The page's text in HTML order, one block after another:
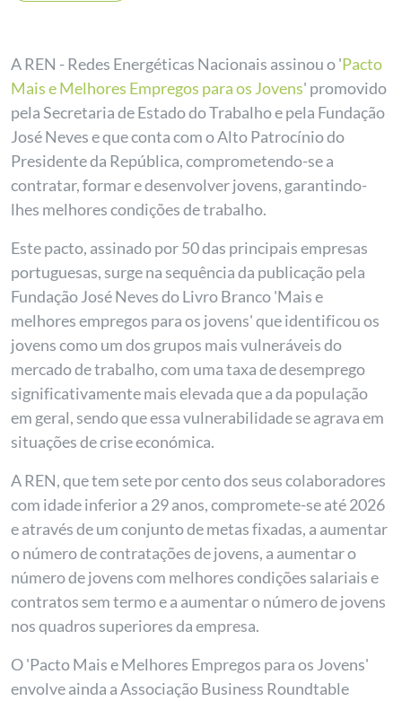
A REN - Redes Energéticas Nacionais assinou o 'Pacto
Mais e Melhores Empregos para os Jovens' promovido
pela Secretaria de Estado do Trabalho e pela Fundação
José Neves e que conta com o Alto Patrocínio do
Presidente da República, comprometendo-se a
contratar, formar e desenvolver jovens, garantindo-
lhes melhores condições de trabalho.
Este pacto, assinado por 50 das principais empresas
portuguesas, surge na sequência da publicação pela
Fundação José Neves do Livro Branco 'Mais e
melhores empregos para os jovens' que identificou os
jovens como um dos grupos mais vulneráveis do
mercado de trabalho, com uma taxa de desemprego
significativamente mais elevada que a da população
em geral, sendo que essa vulnerabilidade se agrava em
situações de crise económica.
A REN, que tem sete por cento dos seus colaboradores
com idade inferior a 29 anos, compromete-se até 2026
e através de um conjunto de metas fixadas, a aumentar
o número de contratações de jovens, a aumentar o
número de jovens com melhores condições salariais e
contratos sem termo e a aumentar o número de jovens
nos quadros superiores da empresa.
O 'Pacto Mais e Melhores Empregos para os Jovens'
envolve ainda a Associação Business Roundtable